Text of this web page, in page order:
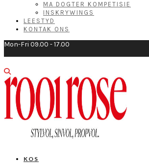
MA DOGTER KOMPETISIE
INSKRYWINGS
LEESTYD
KONTAK ONS
Mon-Fri 09.00 - 17.00
KOS